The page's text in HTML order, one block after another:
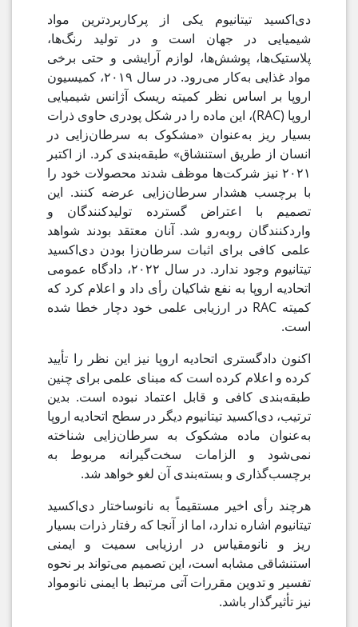
دی‌اکسید تیتانیوم یکی از پرکاربردترین مواد
شیمیایی در جهان است و در تولید رنگ‌ها،
پلاستیک‌ها، پوشش‌ها، لوازم آرایشی و حتی برخی
مواد غذایی به‌کار می‌رود. در سال ۲۰۱۹، کمیسیون
اروپا بر اساس نظر کمیته ریسک آژانس شیمیایی
اروپا (RAC)، این ماده را در شکل پودری حاوی ذرات
بسیار ریز به‌عنوان «مشکوک به سرطان‌زایی در
انسان از طریق استنشاق» طبقه‌بندی کرد. از اکتبر
۲۰۲۱ نیز شرکت‌ها موظف شدند محصولات خود را
با برچسب هشدار سرطان‌زایی عرضه کنند. این
تصمیم با اعتراض گسترده تولیدکنندگان و
واردکنندگان روبه‌رو شد. آنان معتقد بودند شواهد
علمی کافی برای اثبات سرطان‌زا بودن دی‌اکسید
تیتانیوم وجود ندارد. در سال ۲۰۲۲، دادگاه عمومی
اتحادیه اروپا به نفع شاکیان رأی داد و اعلام کرد که
کمیته RAC در ارزیابی علمی خود دچار خطا شده
است.
اکنون دادگستری اتحادیه اروپا نیز این نظر را تأیید
کرده و اعلام کرده است که مبنای علمی برای چنین
طبقه‌بندی کافی و قابل اعتماد نبوده است. بدین
ترتیب، دی‌اکسید تیتانیوم دیگر در سطح اتحادیه اروپا
به‌عنوان ماده مشکوک به سرطان‌زایی شناخته
نمی‌شود و الزامات سخت‌گیرانه مربوط به
برچسب‌گذاری و بسته‌بندی آن لغو خواهد شد.
هرچند رأی اخیر مستقیماً به نانوساختار دی‌اکسید
تیتانیوم اشاره ندارد، اما از آنجا که رفتار ذرات بسیار
ریز و نانومقیاس در ارزیابی سمیت و ایمنی
استنشاقی مشابه است، این تصمیم می‌تواند بر نحوه
تفسیر و تدوین مقررات آتی مرتبط با ایمنی نانومواد
نیز تأثیرگذار باشد.